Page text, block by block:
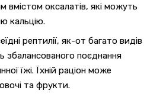
вмістом оксалатів, які можуть
кальцію.
рептилії, як-от багато видів
збалансованого поєднання
їжі. Їхній раціон може
та фрукти.